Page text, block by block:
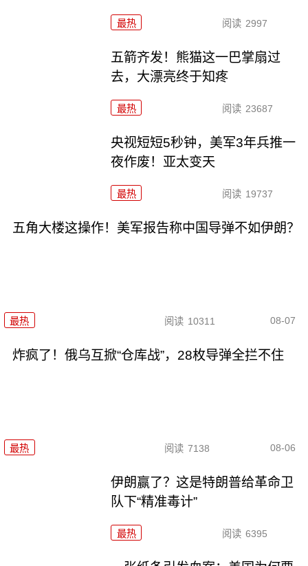
最热 阅读 2997
五箭齐发！熊猫这一巴掌扇过
去，大漂亮终于知疼
最热 阅读 23687
央视短短5秒钟，美军3年兵推一
夜作废！亚太变天
最热 阅读 19737
五角大楼这操作！美军报告称中国导弹不如伊朗？
最热 阅读 10311 08-07
炸疯了！俄乌互掀“仓库战”，28枚导弹全拦不住
最热 阅读 7138 08-06
伊朗赢了？这是特朗普给革命卫
队下“精准毒计”
最热 阅读 6395